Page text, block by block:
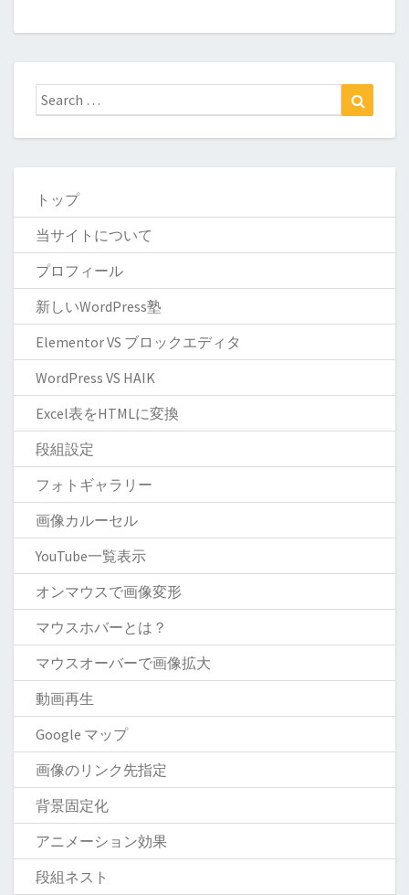
トップ
当サイトについて
プロフィール
新しいWordPress塾
Elementor VS ブロックエディタ
WordPress VS HAIK
Excel表をHTMLに変換
段組設定
フォトギャラリー
画像カルーセル
YouTube一覧表示
オンマウスで画像変形
マウスホバーとは？
マウスオーバーで画像拡大
動画再生
Google マップ
画像のリンク先指定
背景固定化
アニメーション効果
段組ネスト